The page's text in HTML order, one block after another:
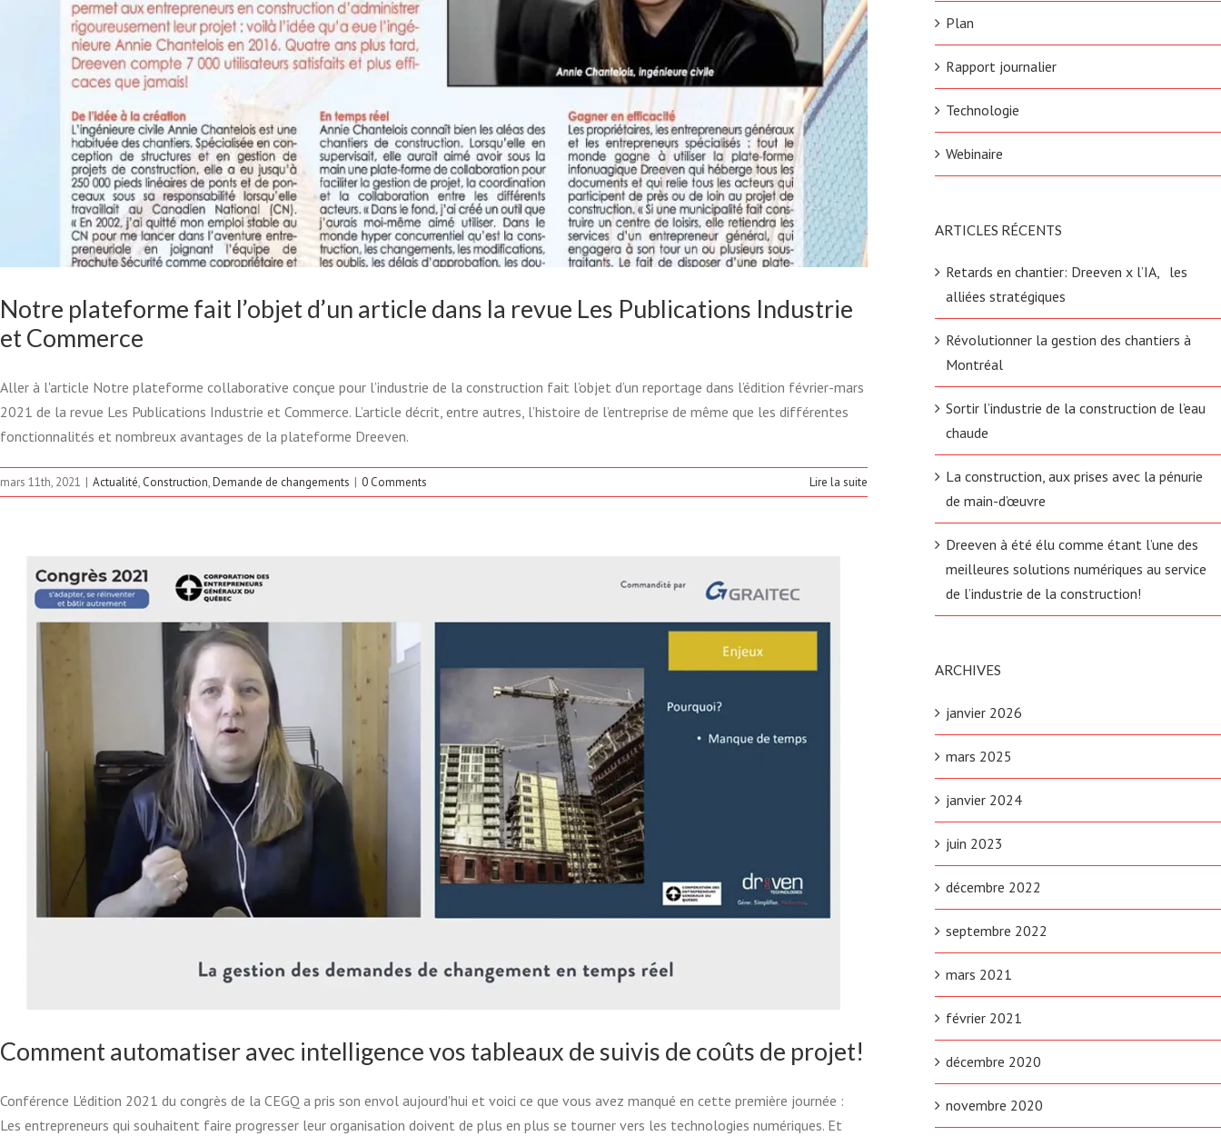
Notre plateforme fait l’objet d’un article dans la revue Les Publications Industrie
et Commerce
Aller à l'article Notre plateforme collaborative conçue pour l’industrie de la construction fait l’objet d’un reportage dans l’édition février-mars
2021 de la revue Les Publications Industrie et Commerce. L’article décrit, entre autres, l’histoire de l’entreprise de même que les différentes
fonctionnalités et nombreux avantages de la plateforme Dreeven.
mars 11th, 2021 | Actualité, Construction,Demande de changements | 0 Comments Lire la suite
COMMENT AUTOMATISER AVEC INTELLIGENCE VOS
Comment automatiser avec intelligence vos tableaux de suivis de coûts de projet!
Conférence L'édition 2021 du congrès de la CEGQ a pris son envol aujourd'hui et voici ce que vous avez manqué en cette première journée :
Les entrepreneurs qui souhaitent faire progresser leur organisation doivent de plus en plus se tourner vers les technologies numériques. Et
À VENIR – LA GESTION DES DEMANDES DE CHANGEMENT
EN TEMPS RÉEL
Plan
Rapport journalier
Technologie
Webinaire
ARTICLES RÉCENTS
Retards en chantier: Dreeven x l’IA, les
alliées stratégiques
Révolutionner la gestion des chantiers à
Montréal
Sortir l’industrie de la construction de l’eau
chaude
La construction, aux prises avec la pénurie
de main-d’œuvre
Dreeven à été élu comme étant l’une des
meilleures solutions numériques au service
de l’industrie de la construction!
ARCHIVES
janvier 2026
mars 2025
janvier 2024
juin 2023
décembre 2022
septembre 2022
mars 2021
février 2021
décembre 2020
novembre 2020